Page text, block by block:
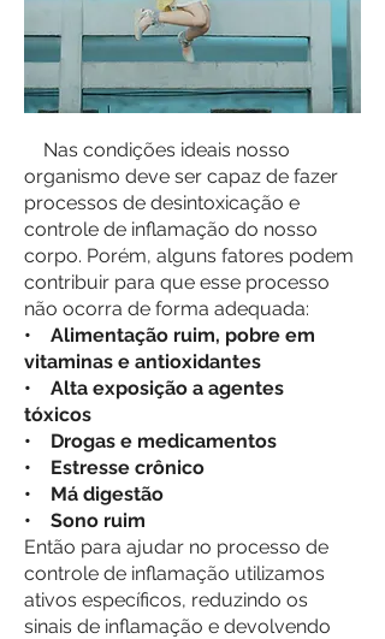
Nas condições ideais nosso
organismo deve ser capaz de fazer
processos de desintoxicação e
controle de inflamação do nosso
corpo. Porém, alguns fatores podem
contribuir para que esse processo
não ocorra de forma adequada:
• Alimentação ruim, pobre em
vitaminas e antioxidantes
• Alta exposição a agentes
tóxicos
• Drogas e medicamentos
• Estresse crônico
• Má digestão
• Sono ruim
Então para ajudar no processo de
controle de inflamação utilizamos
ativos específicos, reduzindo os
sinais de inflamação e devolvendo